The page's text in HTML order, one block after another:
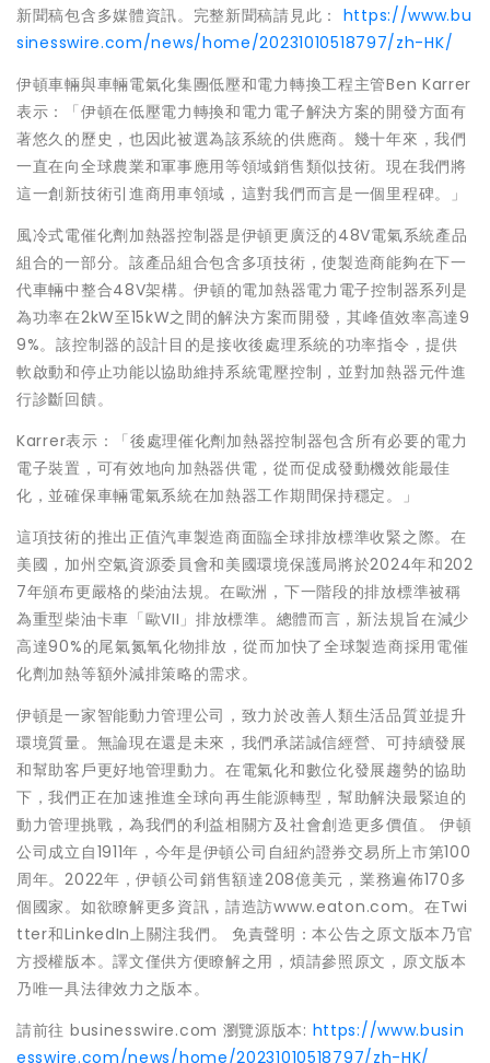
新聞稿包含多媒體資訊。完整新聞稿請見此： https://www.bu
sinesswire.com/news/home/20231010518797/zh-HK/
伊頓車輛與車輛電氣化集團低壓和電力轉換工程主管Ben Karrer
表示：「伊頓在低壓電力轉換和電力電子解決方案的開發方面有
著悠久的歷史，也因此被選為該系統的供應商。幾十年來，我們
一直在向全球農業和軍事應用等領域銷售類似技術。現在我們將
這一創新技術引進商用車領域，這對我們而言是一個里程碑。」
風冷式電催化劑加熱器控制器是伊頓更廣泛的48V電氣系統產品
組合的一部分。該產品組合包含多項技術，使製造商能夠在下一
代車輛中整合48V架構。伊頓的電加熱器電力電子控制器系列是
為功率在2kW至15kW之間的解決方案而開發，其峰值效率高達9
9%。該控制器的設計目的是接收後處理系統的功率指令，提供
軟啟動和停止功能以協助維持系統電壓控制，並對加熱器元件進
行診斷回饋。
Karrer表示：「後處理催化劑加熱器控制器包含所有必要的電力
電子裝置，可有效地向加熱器供電，從而促成發動機效能最佳
化，並確保車輛電氣系統在加熱器工作期間保持穩定。」
這項技術的推出正值汽車製造商面臨全球排放標準收緊之際。在
美國，加州空氣資源委員會和美國環境保護局將於2024年和202
7年頒布更嚴格的柴油法規。在歐洲，下一階段的排放標準被稱
為重型柴油卡車「歐VII」排放標準。總體而言，新法規旨在減少
高達90%的尾氣氮氧化物排放，從而加快了全球製造商採用電催
化劑加熱等額外減排策略的需求。
伊頓是一家智能動力管理公司，致力於改善人類生活品質並提升
環境質量。無論現在還是未來，我們承諾誠信經營、可持續發展
和幫助客戶更好地管理動力。在電氣化和數位化發展趨勢的協助
下，我們正在加速推進全球向再生能源轉型，幫助解決最緊迫的
動力管理挑戰，為我們的利益相關方及社會創造更多價值。 伊頓
公司成立自1911年，今年是伊頓公司自紐約證券交易所上市第100
周年。2022年，伊頓公司銷售額達208億美元，業務遍佈170多
個國家。如欲瞭解更多資訊，請造訪www.eaton.com。在Twi
tter和LinkedIn上關注我們。 免責聲明：本公告之原文版本乃官
方授權版本。譯文僅供方便瞭解之用，煩請參照原文，原文版本
乃唯一具法律效力之版本。
請前往 businesswire.com 瀏覽源版本: https://www.busin
esswire.com/news/home/20231010518797/zh-HK/